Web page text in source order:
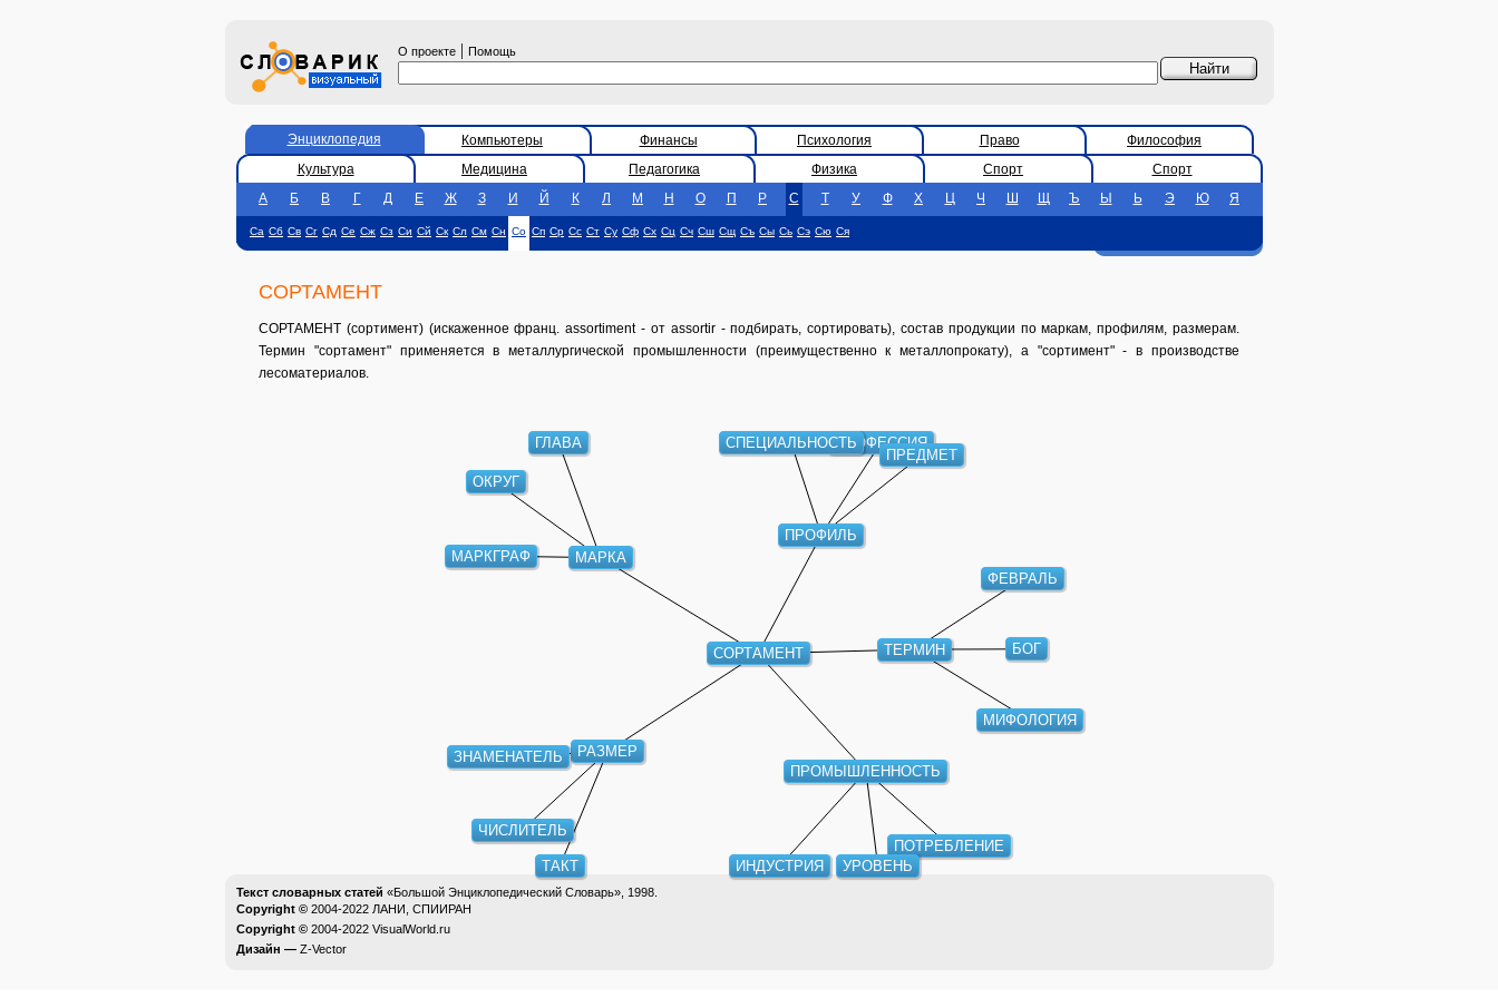
О проекте | Помощь
Энциклопедия Компьютеры Финансы Психология Право
Философия
Культура
Медицина Педагогика Физика Спорт
Спорт
А
Б В Г Д Е Ж З И Й К Л М Н О П Р С Т У Ф Х Ц Ч Ш Щ Ъ Ы Ь Э Ю Я
Са Сб Св Сг Сд Се Сж Сз Си Сй Ск Сл См Сн Со Сп Ср Сс Ст Су Сф Сх Сц Сч Сш Сщ Съ Сы Сь Сэ Сю Ся
СОРТАМЕНТ
СОРТАМЕНТ (сортимент) (искаженное франц. assortiment - от assortir - подбирать, сортировать), состав продукции по маркам, профилям, размерам.
Термин "сортамент" применяется в металлургической промышленности (преимущественно к металлопрокату), а "сортимент" - в производстве
лесоматериалов.
СОРТАМЕНТ
МАРКА
ПРОФИЛЬ
ТЕРМИН
РАЗМЕР
ПРОМЫШЛЕННОСТЬ
МАРКГРАФ
ОКРУГ
ГЛАВА ПРОФЕССИЯ
СПЕЦИАЛЬНОСТЬ
ПРЕДМЕТ
ФЕВРАЛЬ
БОГ
МИФОЛОГИЯ
ЧИСЛИТЕЛЬ
ЗНАМЕНАТЕЛЬ
ТАКТ ИНДУСТРИЯ
ПОТРЕБЛЕНИЕ
УРОВЕНЬ
Текст словарных статей «Большой Энциклопедический Словарь», 1998.
Copyright © 2004-2022 ЛАНИ, СПИИРАН
Copyright © 2004-2022 VisualWorld.ru
Дизайн — Z-Vector